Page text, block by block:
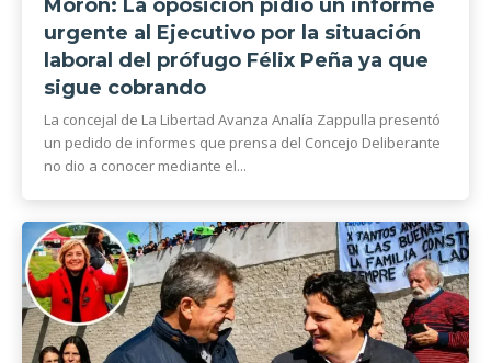
Morón: La oposición pidió un informe
urgente al Ejecutivo por la situación
laboral del prófugo Félix Peña ya que
sigue cobrando
La concejal de La Libertad Avanza Analía Zappulla presentó
un pedido de informes que prensa del Concejo Deliberante
no dio a conocer mediante el...